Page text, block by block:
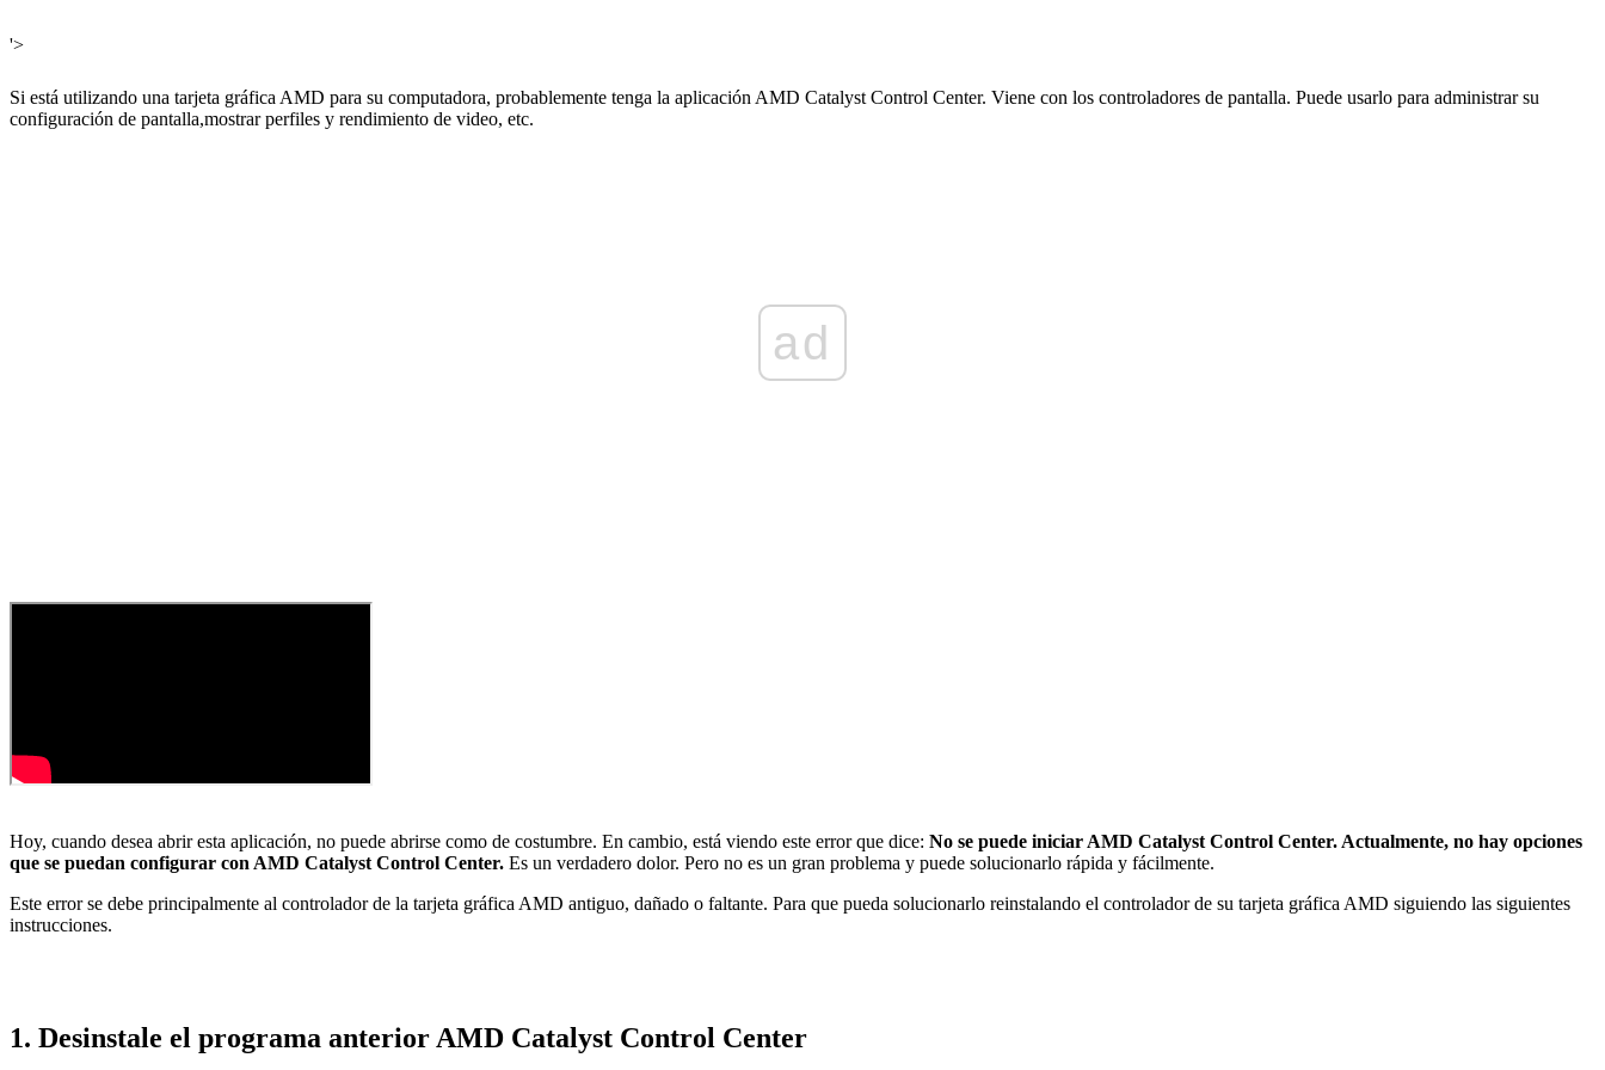
'>
Si está utilizando una tarjeta gráfica AMD para su computadora, probablemente tenga la aplicación AMD Catalyst Control Center. Viene con los controladores de pantalla. Puede usarlo para administrar su
configuración de pantalla,mostrar perfiles y rendimiento de video, etc.
ad
Hoy, cuando desea abrir esta aplicación, no puede abrirse como de costumbre. En cambio, está viendo este error que dice: No se puede iniciar AMD Catalyst Control Center. Actualmente, no hay opciones
que se puedan configurar con AMD Catalyst Control Center. Es un verdadero dolor. Pero no es un gran problema y puede solucionarlo rápida y fácilmente.
Este error se debe principalmente al controlador de la tarjeta gráfica AMD antiguo, dañado o faltante. Para que pueda solucionarlo reinstalando el controlador de su tarjeta gráfica AMD siguiendo las siguientes
instrucciones.
1. Desinstale el programa anterior AMD Catalyst Control Center